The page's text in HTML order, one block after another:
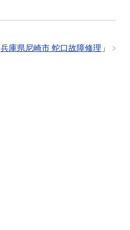
兵庫県尼崎市 蛇口故障修理 」